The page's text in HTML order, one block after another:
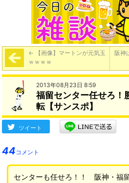
← 【画像】マートンが元気玉
ｗｗｗｗ
阪神
2013年08月23日 8:59
福留センター任せろ！
転【サンスポ】
ツイート
44コメント
センターも任せろ！！ 阪神・福